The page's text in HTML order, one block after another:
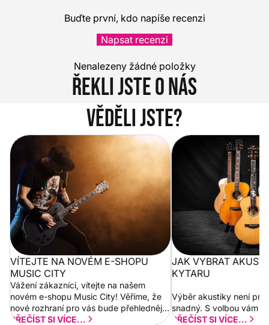
Buďte první, kdo napíše recenzi
Napsat recenzi
Nenalezeny žádné položky
Řekli jste o nás
Věděli jste?
Vítejte na novém e-shopu Music
City
VÍTEJTE NA NOVÉM E-SHOPU
MUSIC CITY
Vážení zákazníci, vítejte na našem
novém e-shopu Music City! Věříme, že
nové rozhraní pro vás bude přehlednější
a rychlejší. Postupně budeme přidávat
PŘEČÍST SI VÍCE...
Jak vybrat
JAK VYBRAT
KYTARU
Výběr akustiky není pro
snadný. S volbou vám
PŘEČÍST SI VÍCE...